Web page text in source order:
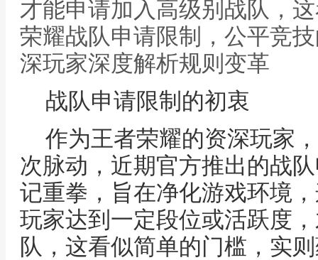
才能申请加入高级别战队，
荣耀战队申请限制，公平竞
深玩家深度解析规则变革
战队申请限制的初衷
作为王者荣耀的资深玩家
次脉动，近期官方推出的战
记重拳，旨在净化游戏环境
玩家达到一定段位或活跃度
队，这看似简单的门槛，实